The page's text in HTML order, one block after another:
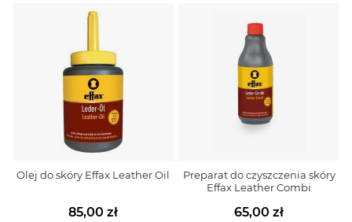
Olej do skóry Effax Leather Oil
85,00 zł
Preparat do czyszczenia skóry
Effax Leather Combi
65,00 zł